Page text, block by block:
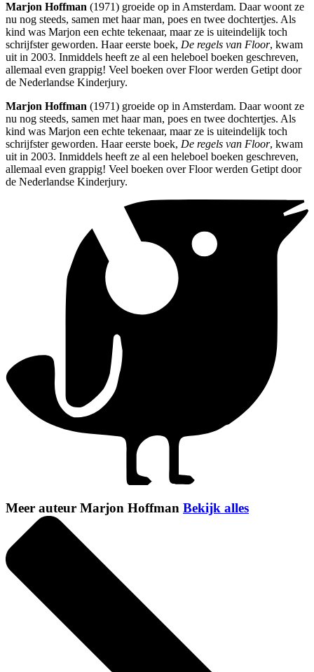
Marjon Hoffman (1971) groeide op in Amsterdam. Daar woont ze
nu nog steeds, samen met haar man, poes en twee dochtertjes. Als
kind was Marjon een echte tekenaar, maar ze is uiteindelijk toch
schrijfster geworden. Haar eerste boek, De regels van Floor, kwam
uit in 2003. Inmiddels heeft ze al een heleboel boeken geschreven,
allemaal even grappig! Veel boeken over Floor werden Getipt door
de Nederlandse Kinderjury.
Marjon Hoffman (1971) groeide op in Amsterdam. Daar woont ze
nu nog steeds, samen met haar man, poes en twee dochtertjes. Als
kind was Marjon een echte tekenaar, maar ze is uiteindelijk toch
schrijfster geworden. Haar eerste boek, De regels van Floor, kwam
uit in 2003. Inmiddels heeft ze al een heleboel boeken geschreven,
allemaal even grappig! Veel boeken over Floor werden Getipt door
de Nederlandse Kinderjury.
Meer auteur Marjon Hoffman Bekijk alles